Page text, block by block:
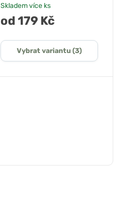
Sklademvíce ks
od 179 Kč
Vybrat variantu (3)